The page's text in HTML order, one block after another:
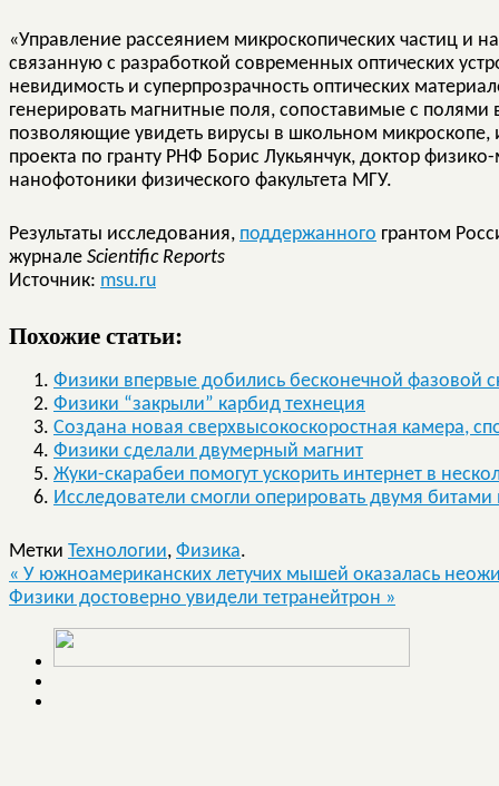
«Управление рассеянием микроскопических частиц и
связанную с разработкой современных оптических
невидимость и суперпрозрачность оптических
генерировать магнитные поля, сопоставимые с полями
позволяющие увидеть вирусы в школьном микроскопе,
проекта по гранту РНФ Борис Лукьянчук, доктор
нанофотоники физического факультета МГУ.
Результаты исследования, поддержанного грантом
журнале Scientific Reports
Источник: msu.ru
Похожие статьи:
Физики впервые добились бесконечной фазовой
Физики “закрыли” карбид технеция
Создана новая сверхвысокоскоростная камера,
Физики сделали двумерный магнит
Жуки-скарабеи помогут ускорить интернет в
Исследователи смогли оперировать двумя
Метки Технологии, Физика.
« У южноамериканских летучих мышей оказалась
Физики достоверно увидели тетранейтрон »